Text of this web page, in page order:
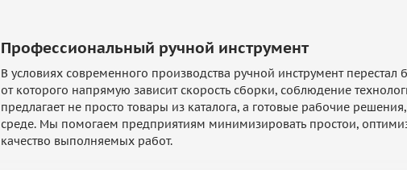
Профессиональный ручной инструмент
В условиях современного производства ручной инструмент
от которого напрямую зависит скорость сборки, соблюдение
предлагает не просто товары из каталога, а готовые рабочие
среде. Мы помогаем предприятиям минимизировать простои,
качество выполняемых работ.